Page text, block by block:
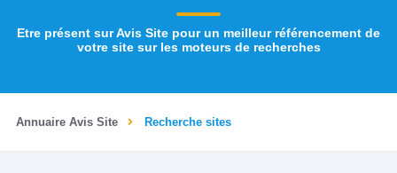
Etre présent sur Avis Site pour un meilleur référencement de
votre site sur les moteurs de recherches
Annuaire Avis Site Recherche sites